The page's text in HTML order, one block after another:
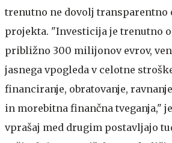
trenutno ne dovolj transparentno
projekta. "Investicija je trenutno
približno 300 milijonov evrov,
jasnega vpogleda v celotne
financiranje, obratovanje,
in morebitna finančna tveganja,"
vprašaj med drugim postavljajo